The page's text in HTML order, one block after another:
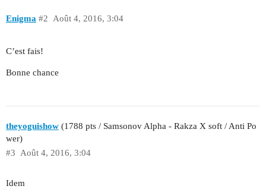
Enigma Août 4, 2016, 3:04
#2
C’est fais!
Bonne chance
theyoguishow (1788 pts / Samsonov Alpha - Rakza X soft / Anti Po
wer)
Août 4, 2016, 3:04
#3
Idem